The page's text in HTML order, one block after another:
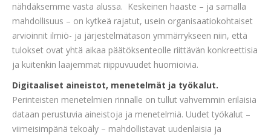
nähdäksemme vasta alussa. Keskeinen haaste – ja samalla
mahdollisuus – on kytkeä rajatut, usein organisaatiokohtaiset
arvioinnit ilmiö- ja järjestelmätason ymmärrykseen niin, että
tulokset ovat yhtä aikaa päätöksenteolle riittävän konkreettisia
ja kuitenkin laajemmat riippuvuudet huomioivia.
Digitaaliset aineistot, menetelmät ja työkalut.
Perinteisten menetelmien rinnalle on tullut vahvemmin erilaisia
dataan perustuvia aineistoja ja menetelmiä. Uudet työkalut –
viimeisimpänä tekoäly – mahdollistavat uudenlaisia ja